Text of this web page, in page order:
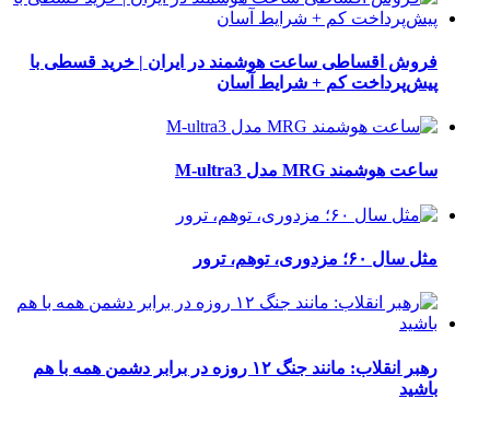
فروش اقساطی ساعت هوشمند در ایران | خرید قسطی با
پیش‌پرداخت کم + شرایط آسان
ساعت هوشمند MRG مدل M-ultra3
مثل سال ۶۰؛ مزدوری، توهم، ترور
رهبر انقلاب: مانند جنگ ۱۲ روزه در برابر دشمن همه با هم
باشید